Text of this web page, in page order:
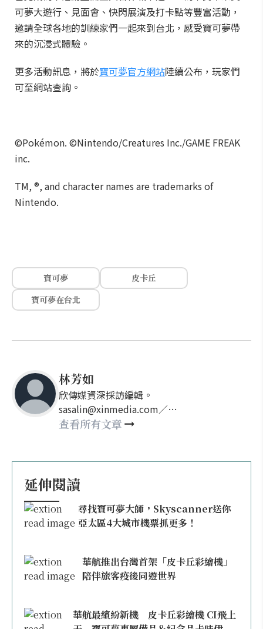
可夢大遊行、見面會、快閃展演及打卡點等豐富活動，
邀請全球各地的訓練家們一起來到台北，感受寶可夢帶
來的沉浸式體驗。
更多活動訊息，將於寶可夢官方網站陸續公布，玩家們
可至網站查詢。
©Pokémon. ©Nintendo/Creatures Inc./GAME FREAK
inc.
TM, ®, and character names are trademarks of
Nintendo.
寶可夢
皮卡丘
寶可夢在台北
林芳如
欣傳媒資深採訪編輯。
sasalin@xinmedia.com／
happy21917@gmail.com
查看所有文章
延伸閱讀
尋找寶可夢大師，Skyscanner送你
亞太區4大城市機票抓更多！
華航推出台灣首架「皮卡丘彩繪機」
陪伴旅客疫後同遊世界
華航最繽紛新機 皮卡丘彩繪機 CI飛上